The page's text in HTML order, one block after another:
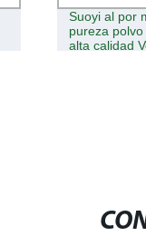
Suoyi al por
pureza
alta calidad